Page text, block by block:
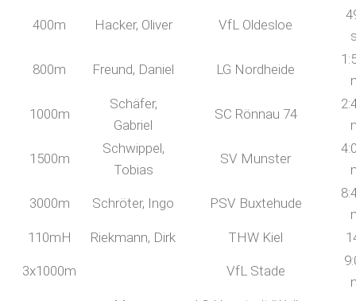
400m Hacker, Oliver VfL Oldesloe
800m Freund, Daniel LG Nordheide
1000m
Schäfer,
Gabriel
SC Rönnau 74
1500m
Schwippel,
Tobias
SV Munster
3000m Schröter, Ingo PSV Buxtehude
110mH
Riekmann, Dirk THW Kiel
3x1000m VfL Stade